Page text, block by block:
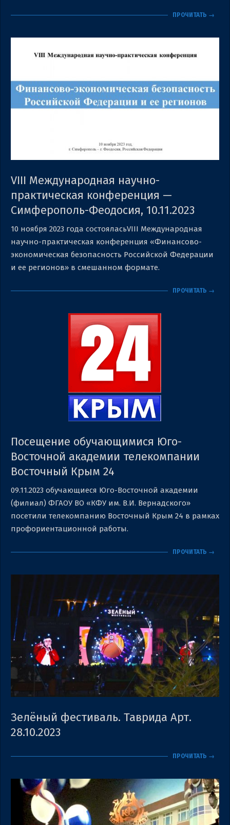
ПРОЧИТАТЬ →
VIII Международная научно-
практическая конференция —
Симферополь-Феодосия, 10.11.2023
10 ноября 2023 года состояласьVIII Международная
научно-практическая конференция «Финансово-
экономическая безопасность Российской Федерации
и ее регионов» в смешанном формате.
ПРОЧИТАТЬ →
Посещение обучающимися Юго-
Восточной академии телекомпании
Восточный Крым 24
11-
09
09.11.2023 обучающиеся Юго-Восточной академии
(филиал) ФГАОУ ВО «КФУ им. В.И. Вернадского»
посетили телекомпанию Восточный Крым 24 в рамках
профориентационной работы.
ПРОЧИТАТЬ →
Зелёный фестиваль. Таврида Арт.
28.10.2023
10-
ПРОЧИТАТЬ →